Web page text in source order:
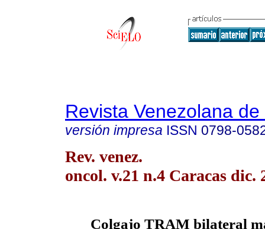
Revista Venezolana
versión impresa ISSN 0798-
Rev. venez.
oncol. v.21 n.4 Caracas dic.
Colgajo TRAM bilateral